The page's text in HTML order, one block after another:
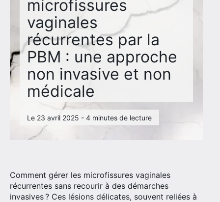
microfissures
vaginales
récurrentes par la
PBM : une approche
non invasive et non
médicale
Le 23 avril 2025 - 4 minutes de lecture
Comment gérer les microfissures vaginales
récurrentes sans recourir à des démarches
invasives ? Ces lésions délicates, souvent reliées à
Contact
>> Contactez-nous pour en savoir plus <<